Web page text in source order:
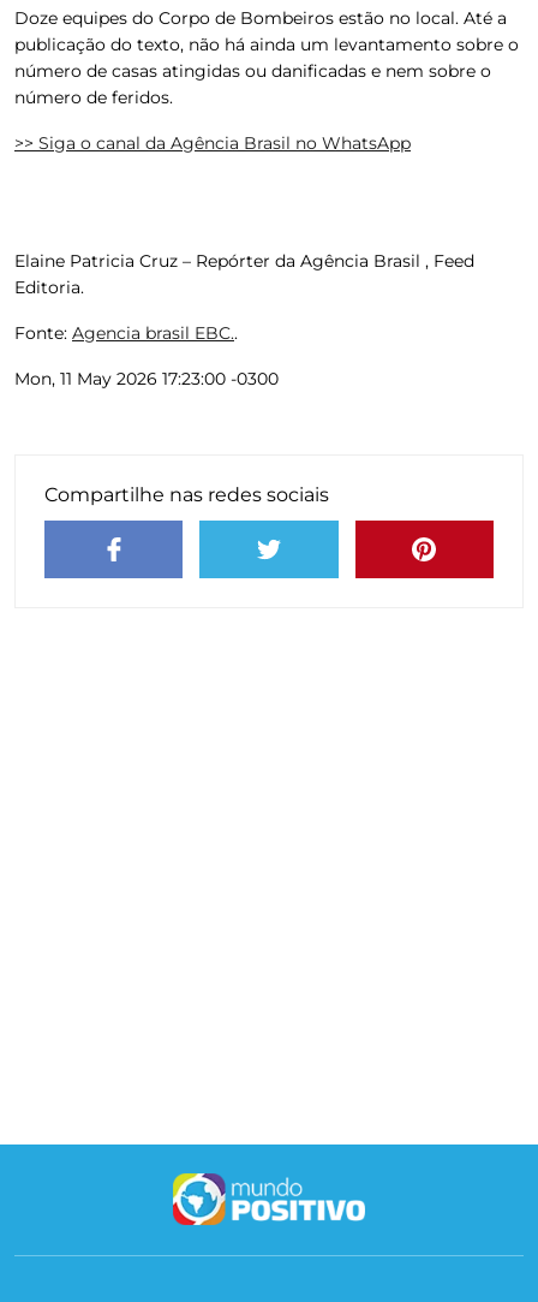
Doze equipes do Corpo de Bombeiros estão no local. Até a
publicação do texto, não há ainda um levantamento sobre o
número de casas atingidas ou danificadas e nem sobre o
número de feridos.
>> Siga o canal da Agência Brasil no WhatsApp
Elaine Patricia Cruz – Repórter da Agência Brasil , Feed
Editoria.
Fonte: Agencia brasil EBC..
Mon, 11 May 2026 17:23:00 -0300
Compartilhe nas redes sociais